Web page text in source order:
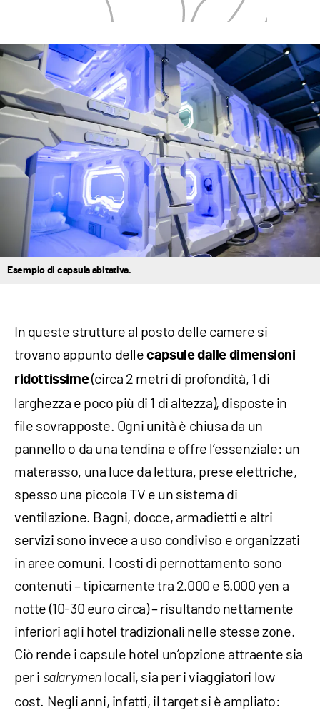
Esempio di capsula abitativa.
In queste strutture al posto delle camere si
trovano appunto dellecapsule dalle dimensioni
ridottissime(circa 2 metri di profondità, 1 di
larghezza e poco più di 1 di altezza), disposte in
file sovrapposte. Ogni unità è chiusa da un
pannello o da una tendina e offre l’essenziale: un
materasso, una luce da lettura, prese elettriche,
spesso una piccola TV e un sistema di
ventilazione. Bagni, docce, armadietti e altri
servizi sono invece a uso condiviso e organizzati
in aree comuni. I costi di pernottamento sono
contenuti – tipicamente tra 2.000 e 5.000 yen a
notte (10-30 euro circa) – risultando nettamente
inferiori agli hotel tradizionali nelle stesse zone.
Ciò rende i capsule hotel un’opzione attraente sia
per i salarymen locali, sia per i viaggiatori low
cost. Negli anni, infatti, il target si è ampliato: